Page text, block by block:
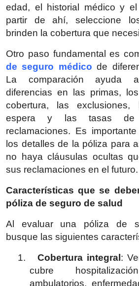
edad, el historial médico y
partir de ahí, seleccione
brinden la cobertura que
Otro paso fundamental es
de seguro médico de
La comparación ayuda
diferencias en las primas,
cobertura, las
espera y las tasas de
reclamaciones. Es
los detalles de la póliza para
no haya cláusulas ocultas
sus reclamaciones en el futuro.
Características que se
póliza de seguro de salud
Al evaluar una póliza de
busque las siguientes
1.
Cobertura integral:
cubre
ambulatorios,